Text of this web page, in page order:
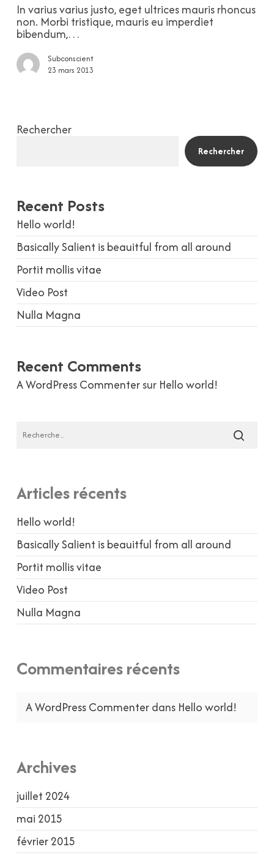
In varius varius justo, eget ultrices mauris rhoncus
non. Morbi tristique, mauris eu imperdiet
bibendum,…
Subconscient
23 mars 2013
Rechercher
Rechercher
Recent Posts
Hello world!
Basically Salient is beauitful from all around
Portit mollis vitae
Video Post
Nulla Magna
Recent Comments
A WordPress Commentersur Hello world!
Articles récents
Hello world!
Basically Salient is beauitful from all around
Portit mollis vitae
Video Post
Nulla Magna
Commentaires récents
A WordPress Commenterdans Hello world!
Archives
juillet 2024
mai 2015
février 2015